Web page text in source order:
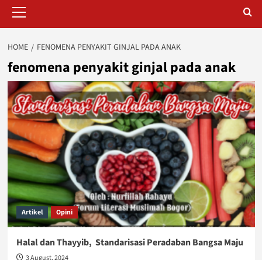
Menu
HOME FENOMENA PENYAKIT GINJAL PADA ANAK
fenomena penyakit ginjal pada anak
Artikel Opini
Halal dan Thayyib, Standarisasi Peradaban Bangsa Maju
3 August, 2024